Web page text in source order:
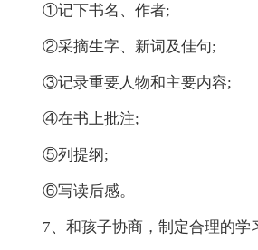
①记下书名、作者;
②采摘生字、新词及佳句;
③记录重要人物和主要内容;
④在书上批注;
⑤列提纲;
⑥写读后感。
7、和孩子协商，制定合理的学